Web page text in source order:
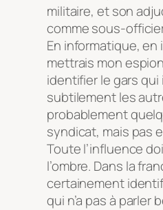
militaire, et son
comme sous-
En informatique, en
mettrais mon
identifier le gars
subtilement les
probablement
syndicat, mais pas
Toute l’influence
l’ombre. Dans la
certainement
qui n’a pas à parler